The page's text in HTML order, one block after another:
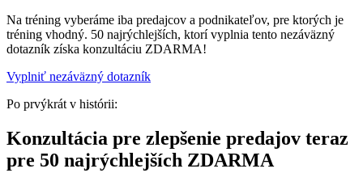
Na tréning vyberáme iba predajcov a podnikateľov, pre ktorých je
tréning vhodný. 50 najrýchlejších, ktorí vyplnia tento nezáväzný
dotazník získa konzultáciu ZDARMA!
Vyplniť nezáväzný dotazník
Po prvýkrát v histórii:
Konzultácia pre zlepšenie predajov teraz
pre 50 najrýchlejších ZDARMA